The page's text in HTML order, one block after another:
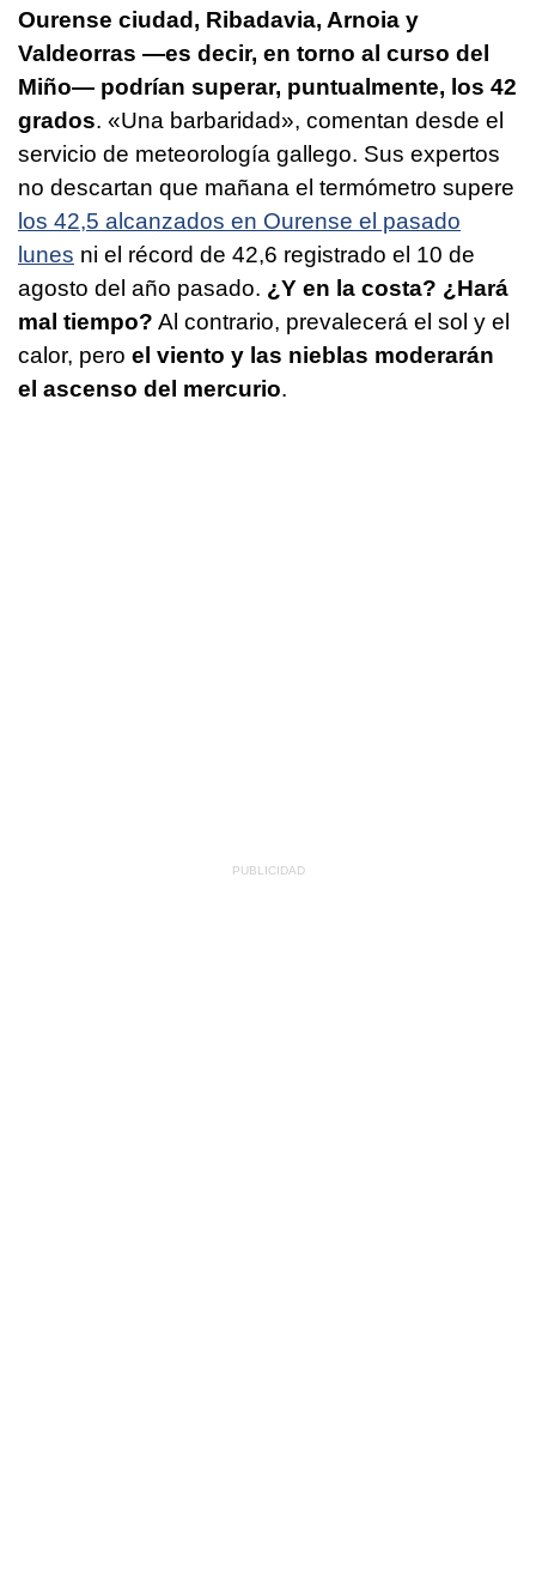
Ourense ciudad, Ribadavia, Arnoia y
Valdeorras —es decir, en torno al curso del
Miño— podrían superar, puntualmente, los 42
grados. «Una barbaridad», comentan desde el
servicio de meteorología gallego. Sus expertos
no descartan que mañana el termómetro supere
los 42,5 alcanzados en Ourense el pasado
lunes ni el récord de 42,6 registrado el 10 de
agosto del año pasado. ¿Y en la costa? ¿Hará
mal tiempo? Al contrario, prevalecerá el sol y el
calor, pero el viento y las nieblas moderarán
el ascenso del mercurio.